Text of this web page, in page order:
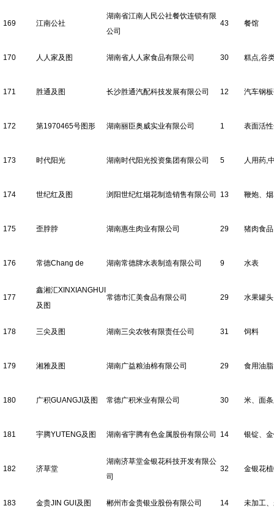
169 江南公社
湖南省江南人民公社餐饮连锁有限
公司
43 餐馆
170 人人家及图 湖南省人人家食品有限公司 30 糕点,谷
171 胜通及图 长沙胜通汽配科技发展有限公司 12 汽车钢
172 第1970465号图形 湖南丽臣奥威实业有限公司 1 表面活
173 时代阳光 湖南时代阳光投资集团有限公司 5 人用药,
174 世纪红及图 浏阳世纪红烟花制造销售有限公司 13 鞭炮、
175 歪脖脖 湖南惠生肉业有限公司 29 猪肉食
176 常德Chang de 湖南常德牌水表制造有限公司 9 水表
177
鑫湘汇XINXIANGHUI
及图
常德市汇美食品有限公司 29 水果罐
178 三尖及图 湖南三尖农牧有限责任公司 31 饲料
179 湘雅及图 湖南广益粮油棉有限公司 29 食用油脂
180 广积GUANGJI及图 常德广积米业有限公司 30 米、面
181 宇腾YUTENG及图 湖南省宇腾有色金属股份有限公司 14 银锭、
182 济草堂
湖南济草堂金银花科技开发有限公
司
32 金银花
183 金贵JIN GUI及图 郴州市金贵银业股份有限公司 14 未加工